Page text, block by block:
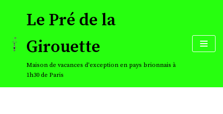
au
contenu
Le Pré de la
Girouette
Maison de vacances d'exception en pays brionnais à
1h30 de Paris